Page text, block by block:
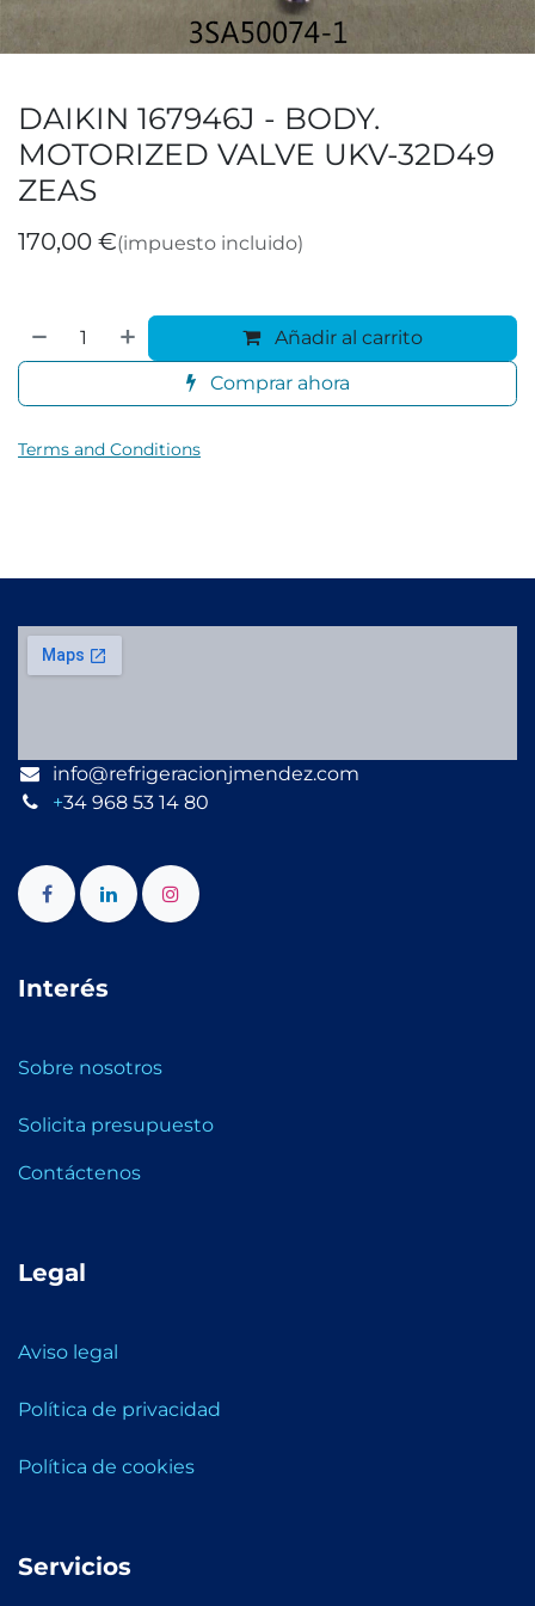
DAIKIN 167946J - BODY.
MOTORIZED VALVE UKV-32D49
ZEAS
170,00 €(impuesto incluido)
Añadir al carrito
Comprar ahora
Terms and Conditions
info@refrigeracionjmendez.com
+34 968 53 14 80
Interés
Sobre nosotros
Solicita presupuesto
Contáctenos
Legal
Aviso legal
Política de privacidad
Política de cookies
Servicios